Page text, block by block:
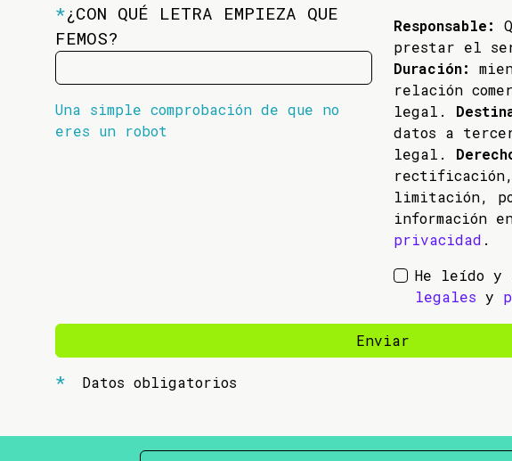
*¿CON QUÉ LETRA EMPIEZA QUE
FEMOS?
Una simple comprobación de que no
eres un robot
Responsable:
prestar el
Duración:
relación
legal.
datos a
legal.
rectificación,
limitación,
información
privacidad .
He leído y
legales y
Enviar
Datos obligatorios